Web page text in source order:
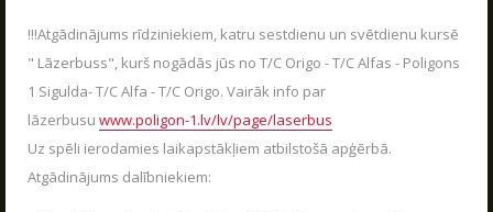
!!!Atgādinājums rīdziniekiem, katru sestdienu un svētdienu kursē
" Lāzerbuss", kurš nogādās jūs no T/C Origo - T/C Alfas - Poligons
1 Sigulda- T/C Alfa - T/C Origo. Vairāk info par
lāzerbusu www.poligon-1.lv/lv/page/laserbus
Uz spēli ierodamies laikapstākļiem atbilstošā apģērbā.
Atgādinājums dalībniekiem:
Cenas
Tuvākie pasākumi
Dāvanu kartes
Spēļu scenāriji
SKOLĒNU EKSKURSIJAS
08.04.2026
Jaudīgākā klases ekskursija "Poligon 1" Siguldā.
AIZVĒRT